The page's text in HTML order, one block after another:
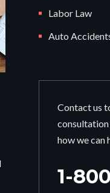
Labor Law
Auto
Contact us
how we can
1-